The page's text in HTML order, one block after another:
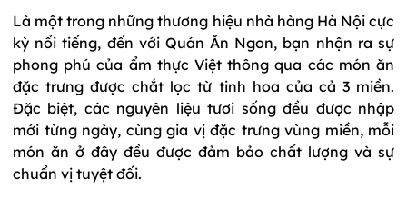
Là một trong những thương hiệu nhà hàng Hà Nội cực
kỳ nổi tiếng, đến với Quán Ăn Ngon, bạn nhận ra sự
phong phú của ẩm thực Việt thông qua các món ăn
đặc trưng được chắt lọc từ tinh hoa của cả 3 miền.
Đặc biệt, các nguyên liệu tươi sống đều được nhập
mới từng ngày, cùng gia vị đặc trưng vùng miền, mỗi
món ăn ở đây đều được đảm bảo chất lượng và sự
chuẩn vị tuyệt đối.